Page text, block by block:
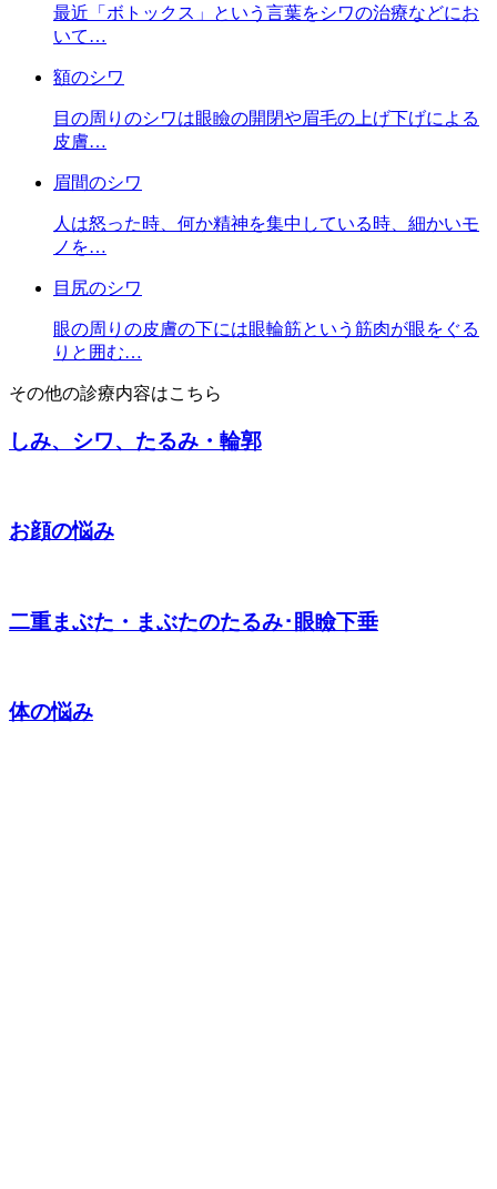
最近「ボトックス」という言葉をシワの治療などにお
いて…
額のシワ
目の周りのシワは眼瞼の開閉や眉毛の上げ下げによる
皮膚…
眉間のシワ
人は怒った時、何か精神を集中している時、細かいモ
ノを…
目尻のシワ
眼の周りの皮膚の下には眼輪筋という筋肉が眼をぐる
りと囲む…
その他の診療内容はこちら
しみ、シワ、たるみ・輪郭
お顔の悩み
二重まぶた・まぶたのたるみ･眼瞼下垂
体の悩み